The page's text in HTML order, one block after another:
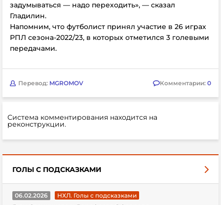
задумываться — надо переходить», — сказал
Гладилин.
Напомним, что футболист принял участие в 26 играх
РПЛ сезона-2022/23, в которых отметился 3 голевыми
передачами.
Перевод: MGROMOV Комментарии: 0
Система комментирования находится на
реконструкции.
ГОЛЫ С ПОДСКАЗКАМИ
06.02.2026
НХЛ. Голы с подсказками